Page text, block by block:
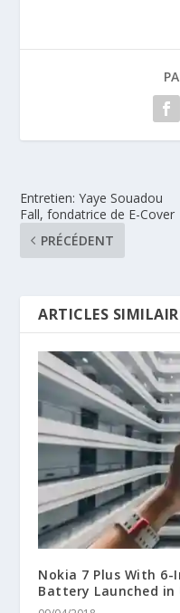
Entretien: Yaye Souadou
Fall, fondatrice de E-Cover
PRÉCÉDENT
ARTICLES
Nokia 7 Plus With 6-
Battery Launched in